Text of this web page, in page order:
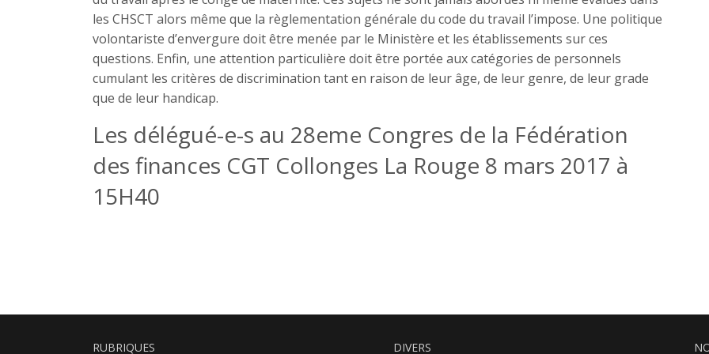
les CHSCT alors même que la règlementation générale du code du travail l’impose. Une politique
volontariste d’envergure doit être menée par le Ministère et les établissements sur ces
questions. Enfin, une attention particulière doit être portée aux catégories de personnels
cumulant les critères de discrimination tant en raison de leur âge, de leur genre, de leur grade
que de leur handicap.
Les délégué-e-s au 28eme Congres de la Fédération
des finances CGT Collonges La Rouge 8 mars 2017 à
15H40
RUBRIQUES DIVERS